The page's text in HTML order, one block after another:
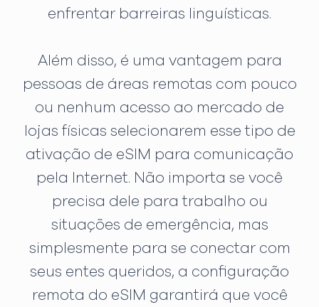
enfrentar barreiras linguísticas.
Além disso, é uma vantagem para
pessoas de áreas remotas com pouco
ou nenhum acesso ao mercado de
lojas físicas selecionarem esse tipo de
ativação de eSIM para comunicação
pela Internet. Não importa se você
precisa dele para trabalho ou
situações de emergência, mas
simplesmente para se conectar com
seus entes queridos, a configuração
remota do eSIM garantirá que você